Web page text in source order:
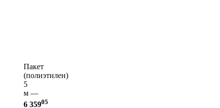
Пакет
(полиэтилен)
5
м —
6 35905